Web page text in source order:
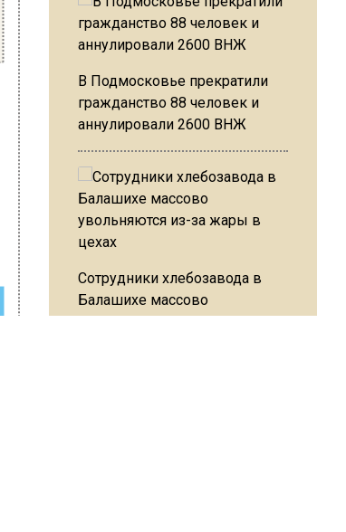
В Подмосковье прекратили
гражданство 88 человек и
аннулировали 2600 ВНЖ
Сотрудники хлебозавода в
Балашихе массово
увольняются из-за жары в